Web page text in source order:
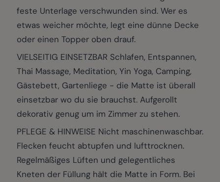
feste Unterlage verschwunden sind. Wer es
etwas weicher möchte, legt eine dünne Decke
oder einen Topper oben drauf.
VIELSEITIG EINSETZBAR Schlafen, Entspannen,
Thai Massage, Meditation, Yin Yoga, Camping,
Gästebett, Gartenliege - die Matte ist überall
einsetzbar wo du sie brauchst. Aufgerollt
dekorativ genug um im Zimmer zu stehen.
PFLEGE & HINWEISE Nicht maschinenwaschbar.
Flecken feucht abtupfen und lufttrocknen.
Regelmäßiges Lüften und gelegentliches
Kneten der Füllung hält die Matte in Form. Bei